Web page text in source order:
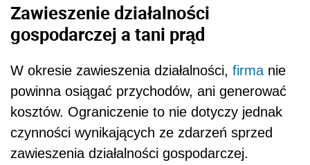
Zawieszenie działalności
gospodarczej a tani prąd
W okresie zawieszenia działalności, firma nie
powinna osiągać przychodów, ani generować
kosztów. Ograniczenie to nie dotyczy jednak
czynności wynikających ze zdarzeń sprzed
zawieszenia działalności gospodarczej.